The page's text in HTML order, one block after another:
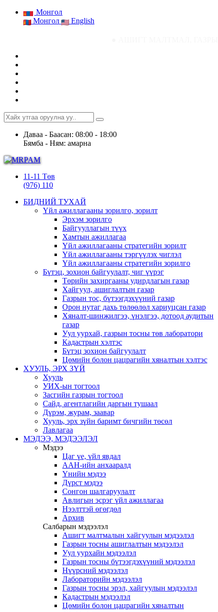
Монгол
Монгол
English
Даваа - Баасан: 08:00 - 18:00
Бямба - Ням: амарна
11-11 Төв
(976) 110
БИДНИЙ ТУХАЙ
Үйл ажиллагааны зорилго, зорилт
Эрхэм зорилго
Байгууллагын түүх
Хамтын ажиллагаа
Үйл ажиллагааны стратегийн зорилт
Үйл ажиллагааны тэргүүлэх чиглэл
Үйл ажиллагааны стратегийн зорилго
Бүтэц, зохион байгуулалт, чиг үүрэг
Төрийн захиргааны удирдлагын газар
Хайгуул, ашиглалтын газар
Газрын тос, бүтээгдэхүүний газар
Орон нутаг дахь төлөөлөл хариуцсан газар
Хяналт-шинжилгээ, үнэлгээ, дотоод аудитын
газар
Уул уурхай, газрын тосны төв лаборатори
Кадастрын хэлтэс
Бүтэц зохион байгуулалт
Цөмийн болон цацрагийн хяналтын хэлтэс
ХУУЛЬ, ЭРХ ЗҮЙ
Хууль
УИХ-ын тогтоол
Засгийн газрын тогтоол
Сайд, агентлагийн даргын тушаал
Дүрэм, журам, заавар
Хууль, эрх зүйн баримт бичгийн төсөл
Лавлагаа
МЭДЭЭ, МЭДЭЭЛЭЛ
Мэдээ
Цаг үе, үйл явдал
ААН-ийн анхааралд
Үнийн мэдээ
Дүрст мэдээ
Сонгон шалгаруулалт
Авлигын эсрэг үйл ажиллагаа
Нээлттэй өгөгдөл
Архив
Салбарын мэдээлэл
Ашигт малтмалын хайгуулын мэдээлэл
Газрын тосны ашиглалтын мэдээлэл
Уул уурхайн мэдээлэл
Газрын тосны бүтээгдэхүүний мэдээлэл
Нүүрсний мэдээлэл
Лабораторийн мэдээлэл
Газрын тосны эрэл, хайгуулын мэдээлэл
Кадастрын мэдээлэл
Цөмийн болон цацрагийн хяналтын